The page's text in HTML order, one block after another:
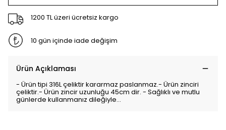
1200 TL üzeri ücretsiz kargo
10 gün içinde iade değişim
Ürün Açıklaması
- Ürün tipi 316L çeliktir kararmaz paslanmaz.- Ürün zinciri
çeliktir.- Ürün zincir uzunluğu 45cm dir. - Sağlıklı ve mutlu
günlerde kullanmanız dileğiyle…